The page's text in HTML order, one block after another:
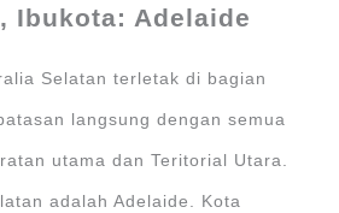
Ibukota: Adelaide
Selatan terletak di bagian
langsung dengan semua
utama dan Teritorial Utara.
adalah Adelaide. Kota